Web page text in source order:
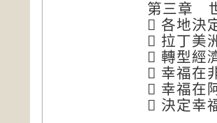
第三章
 各地決
 拉丁美
 轉型經
 幸福在
 幸福在
 決定幸